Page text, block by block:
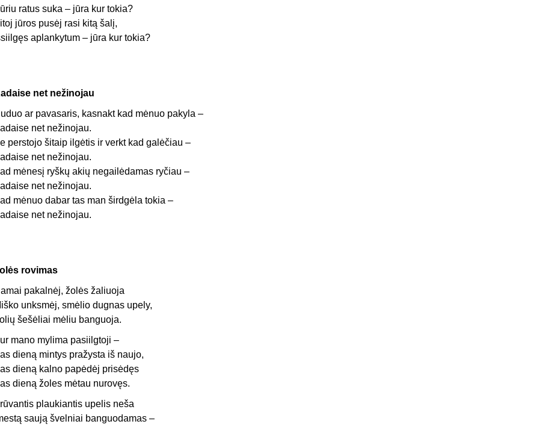
ratus suka – jūra kur tokia?
jūros pusėj rasi kitą šalį,
aplankytum – jūra kur tokia?
net nežinojau
ar pavasaris, kasnakt kad mėnuo pakyla –
net nežinojau.
perstojo šitaip ilgėtis ir verkt kad galėčiau –
net nežinojau.
mėnesį ryškų akių negailėdamas ryčiau –
net nežinojau.
mėnuo dabar tas man širdgėla tokia –
net nežinojau.
rovimas
pakalnėj, žolės žaliuoja
unksmėj, smėlio dugnas upely,
šešėliai mėliu banguoja.
mano mylima pasiilgtoji –
dieną mintys pražysta iš naujo,
dieną kalno papėdėj prisėdęs
dieną žoles mėtau nurovęs.
plaukiantis upelis neša
saują švelniai banguodamas –